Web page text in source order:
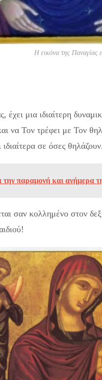
Η εικόνα της Παναγίας
έχει μια ιδιαίτερη
να Τον τρέφει με Τον
σε όσες θηλάζουν.
την παραμονή και ανήμερα
σαν κολλημένο στον